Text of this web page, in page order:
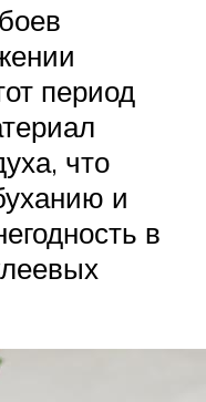
период
что
и
в